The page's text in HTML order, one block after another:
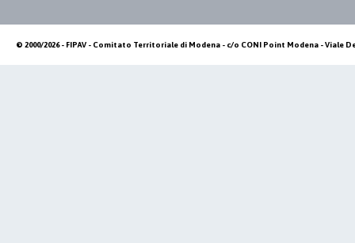
© 2000/2026 - FIPAV - Comitato Territoriale di Modena - c/o CONI Point Modena - Viale